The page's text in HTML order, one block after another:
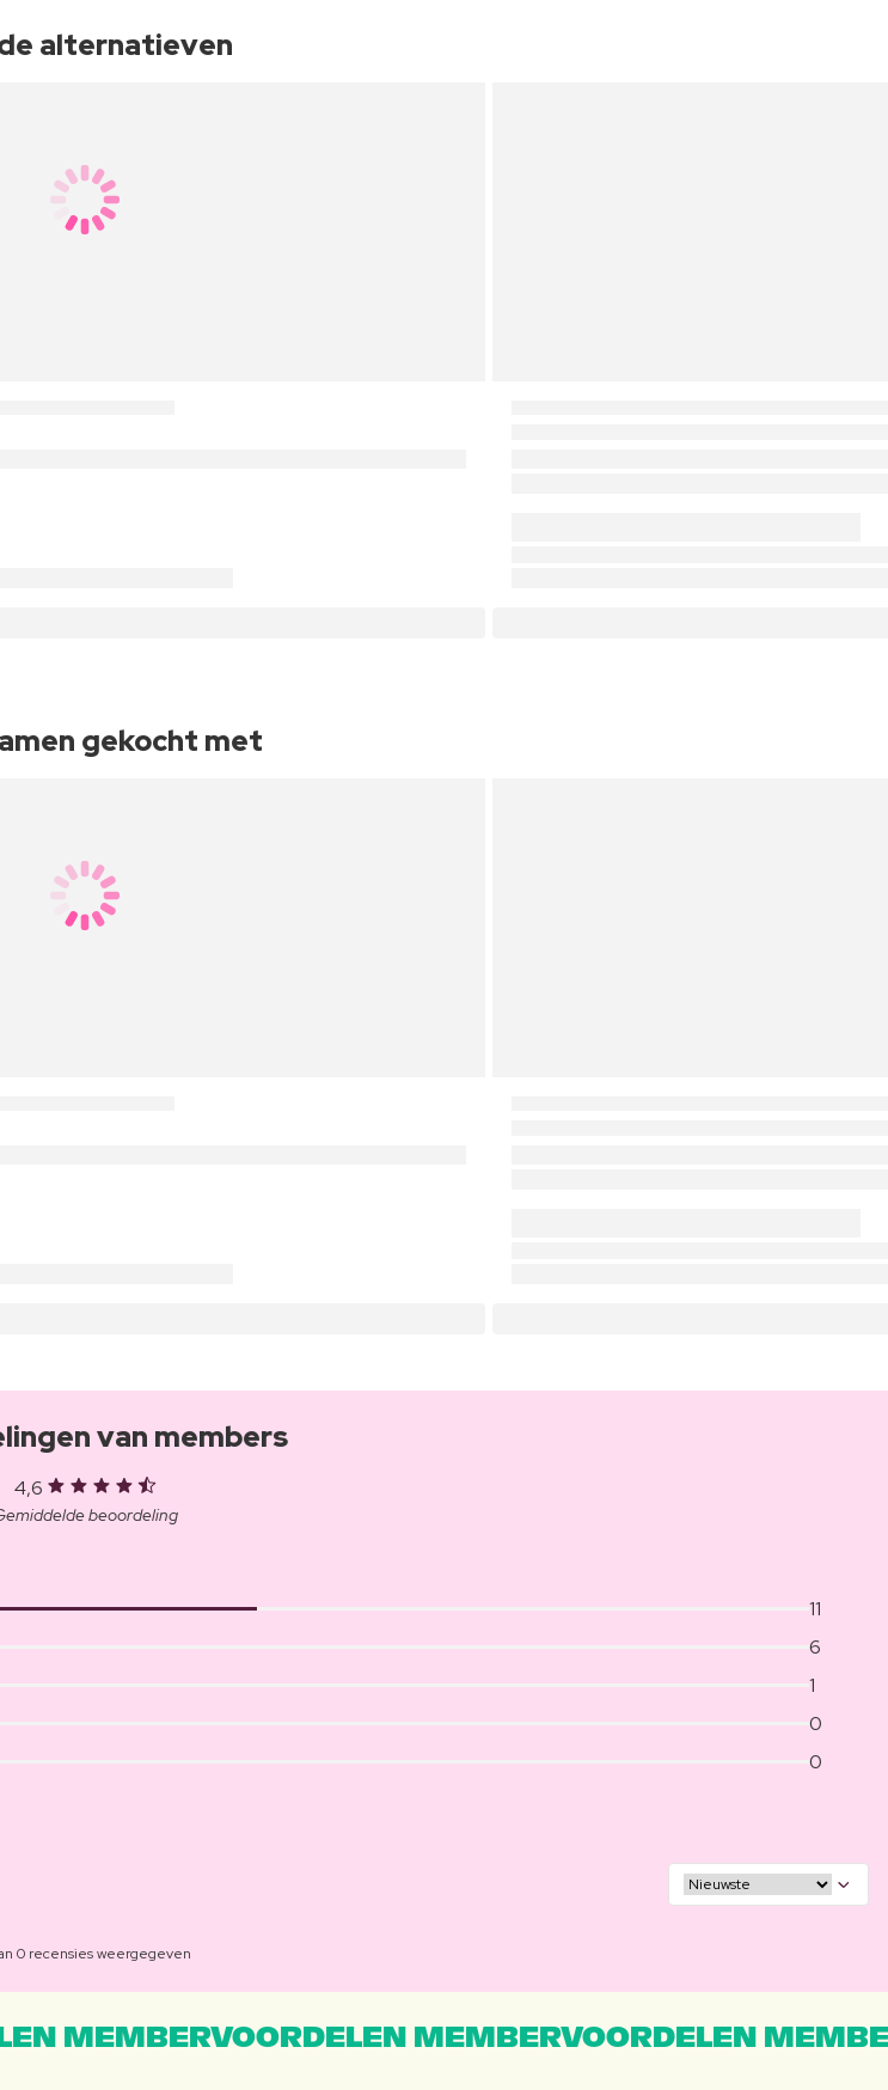
alternatieven
gekocht met
van members
4,6
beoordeling
11
6
1
0
0
0 recensies weergegeven
MEMBERVOORDELEN MEMBERVOORDELEN